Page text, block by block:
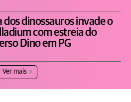
dos dinossauros invade o
com estreia do
Dino em PG
Ver mais